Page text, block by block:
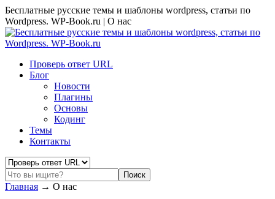
Бесплатные русские темы и шаблоны wordpress, статьи по
Wordpress. WP-Book.ru | О нас
Проверь ответ URL
Блог
Новости
Плагины
Основы
Кодинг
Темы
Контакты
Главная → О нас